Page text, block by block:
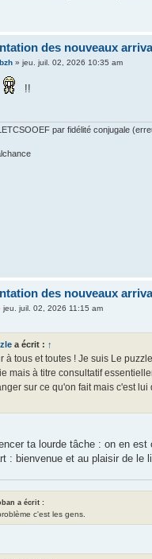
des nouveaux
» jeu. juil. 02, 2026 10:35 am
!!
par fidélité conjugale
des nouveaux
jeu. juil. 02, 2026 11:15 am
a écrit : ↑
à tous et toutes ! Je suis Le
mais à titre consultatif
sur ce qu'on fait mais c'est
ta lourde tâche : on en
: bienvenue et au plaisir de le
a écrit :
c'est les gens.